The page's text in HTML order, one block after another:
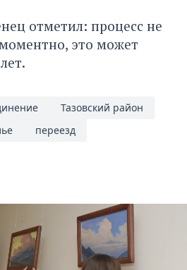
отметил: процесс не
это может
Тазовский район
переезд